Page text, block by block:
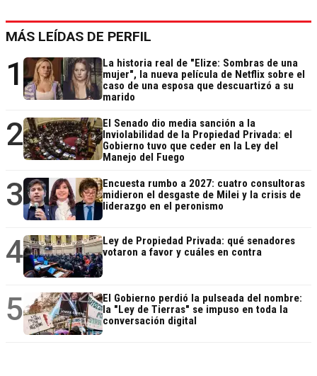
MÁS LEÍDAS DE PERFIL
1
La historia real de "Elize: Sombras de una
mujer", la nueva película de Netflix sobre el
caso de una esposa que descuartizó a su
marido
2
El Senado dio media sanción a la
Inviolabilidad de la Propiedad Privada: el
Gobierno tuvo que ceder en la Ley del
Manejo del Fuego
3
Encuesta rumbo a 2027: cuatro consultoras
midieron el desgaste de Milei y la crisis de
liderazgo en el peronismo
4
Ley de Propiedad Privada: qué senadores
votaron a favor y cuáles en contra
5
El Gobierno perdió la pulseada del nombre:
la "Ley de Tierras" se impuso en toda la
conversación digital